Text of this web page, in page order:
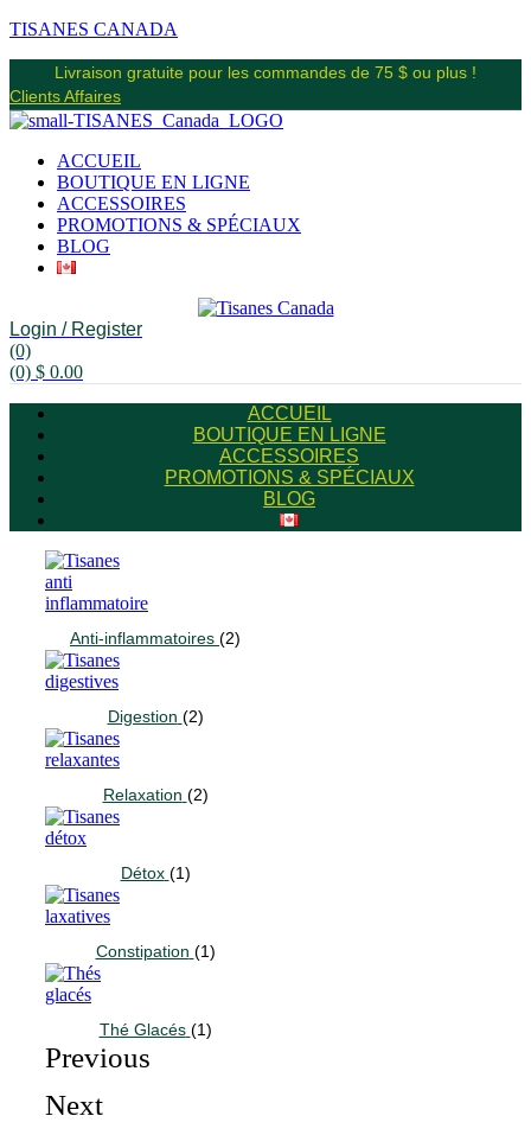
TISANES CANADA
Livraison gratuite pour les commandes de 75 $ ou plus !
Clients Affaires
ACCUEIL
BOUTIQUE EN LIGNE
ACCESSOIRES
PROMOTIONS & SPÉCIAUX
BLOG
Login / Register
(0)
(0) $ 0.00
ACCUEIL
BOUTIQUE EN LIGNE
ACCESSOIRES
PROMOTIONS & SPÉCIAUX
BLOG
Anti-inflammatoires (2)
Digestion (2)
Relaxation (2)
Détox (1)
Constipation (1)
Thé Glacés (1)
Previous
Next